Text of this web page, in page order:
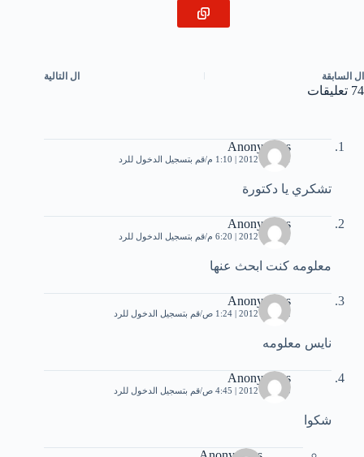
ال السابقة ال التالية
74 تعليقات
Anonymous
11 مايو، 2012 | 1:10 م قم بتسجيل الدخول للرد
تشكري يا دكتورة
Anonymous
11 مايو، 2012 | 6:20 م قم بتسجيل الدخول للرد
معلومه كنت ابحث عنها
Anonymous
12 مايو، 2012 | 1:24 ص قم بتسجيل الدخول للرد
نايس معلومه
Anonymous
13 مايو، 2012 | 4:45 ص قم بتسجيل الدخول للرد
شكوا